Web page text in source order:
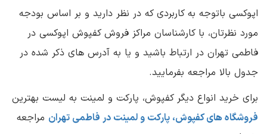
اپوکسی باتوجه به کاربردی که در نظر دارید و بر اساس بودجه
مورد نظرتان، با کارشناسان مراکز فروش کفپوش اپوکسی در
فاطمی تهران در ارتباط باشید و یا به آدرس های ذکر شده در
جدول بالا مراجعه بفرمایید.
برای خرید انواع دیگر کفپوش، پارکت و لمینت به لیست بهترین
فروشگاه های کفپوش، پارکت و لمینت در فاطمی تهران مراجعه